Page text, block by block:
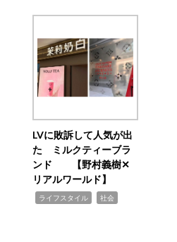
LVに敗訴して人気が出
た ミルクティーブラ
ンド 【野村義樹✕
リアルワールド】
ライフスタイル 社会